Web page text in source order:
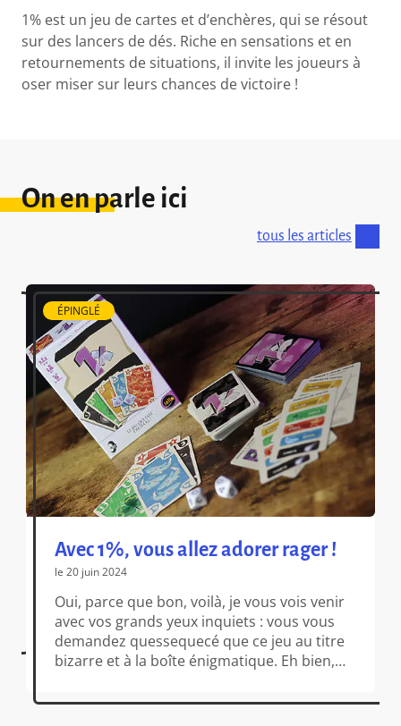
1% est un jeu de cartes et d’enchères, qui se résout
sur des lancers de dés. Riche en sensations et en
retournements de situations, il invite les joueurs à
oser miser sur leurs chances de victoire !
On en parle ici
tous les articles
ÉPINGLÉ
Avec 1%, vous allez adorer rager !
le 20 juin 2024
Oui, parce que bon, voilà, je vous vois venir
avec vos grands yeux inquiets : vous vous
demandez quessequecé que ce jeu au titre
bizarre et à la boîte énigmatique. Eh bien,
bluff et chance, guessing et probabilités,